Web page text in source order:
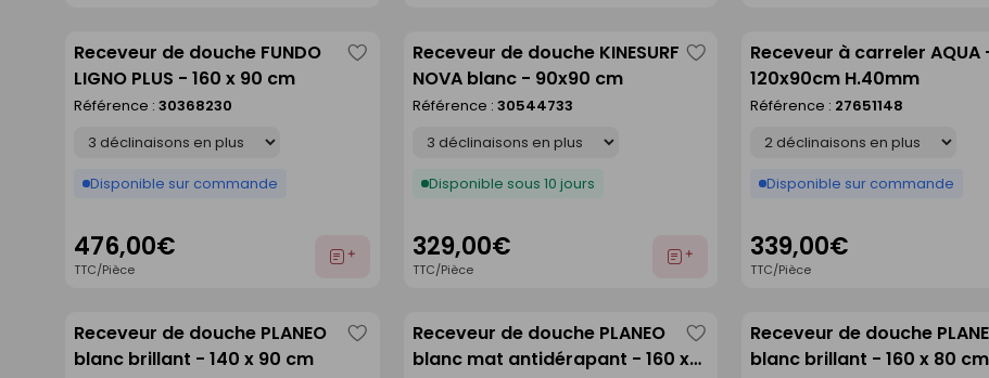
Receveur de douche FUNDO
LIGNO PLUS - 160 x 90 cm
Référence : 30368230
Disponible sur commande
476,00€
TTC/Pièce
Ajouter
Enregistrer
comme
Receveur de douche KINESURF
NOVA blanc - 90x90 cm
Référence : 30544733
Disponible sous 10 jours
329,00€
TTC/Pièce
Ajouter
Enregistrer
comme
Receveur à carreler AQUA
120x90cm H.40mm
Référence : 27651148
Disponible sur commande
339,00€
TTC/Pièce
Receveur de douche PLANEO
blanc brillant - 140 x 90 cm
Enregistrer
comme
Receveur de douche PLANEO
blanc mat antidérapant - 160 x
Enregistrer
comme
Receveur de douche
blanc brillant - 160 x 80 cm